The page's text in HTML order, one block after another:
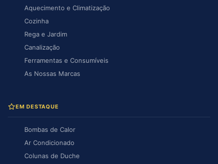
Aquecimento e Climatização
Cozinha
Rega e Jardim
Canalização
Ferramentas e Consumíveis
As Nossas Marcas
EM DESTAQUE
Bombas de Calor
Ar Condicionado
Colunas de Duche